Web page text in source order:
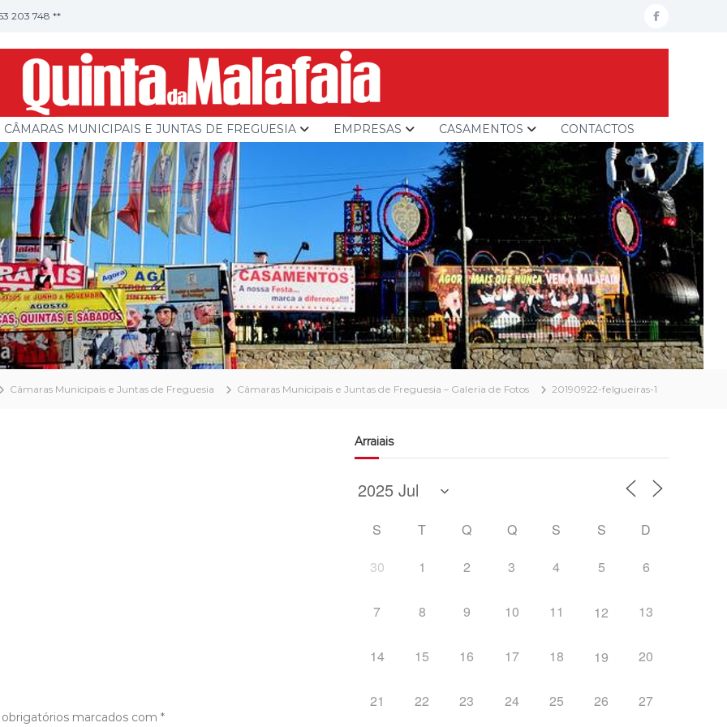
203 748 ** facebook
CÂMARAS MUNICIPAIS E JUNTAS DE FREGUESIA EMPRESAS CASAMENTOS CONTACTOS
Câmaras Municipais e Juntas de Freguesia Câmaras Municipais e Juntas de Freguesia – Galeria de Fotos 20190922-felgueiras-1
marcados com *
Arraiais
S T Q Q S S
D
30
1 2 3 4 5 6
7 8 9 10 11 12 13
14 15 16 17 18 19 20
21 22 23 24 25 26 27